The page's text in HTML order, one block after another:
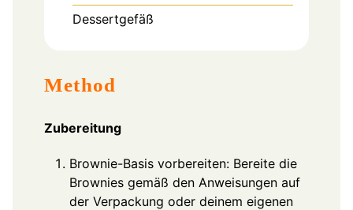
Dessertgefäß
Method
Zubereitung
Brownie-Basis vorbereiten: Bereite die
Brownies gemäß den Anweisungen auf
der Verpackung oder deinem eigenen